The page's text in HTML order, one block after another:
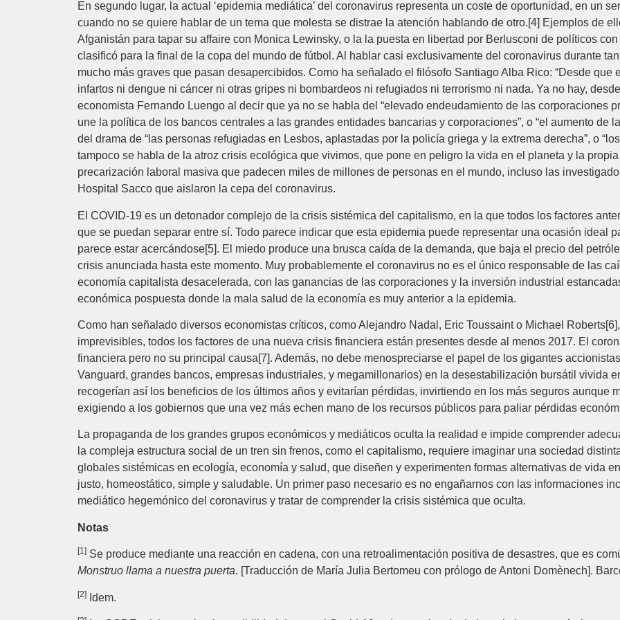
En segundo lugar, la actual ‘epidemia mediática’ del coronavirus representa un coste de oportunidad, en un
cuando no se quiere hablar de un tema que molesta se distrae la atención hablando de otro.[4] Ejemplos de
Afganistán para tapar su affaire con Monica Lewinsky, o la la puesta en libertad por Berlusconi de políticos
clasificó para la final de la copa del mundo de fútbol. Al hablar casi exclusivamente del coronavirus durante
mucho más graves que pasan desapercibidos. Como ha señalado el filósofo Santiago Alba Rico: “Desde que
infartos ni dengue ni cáncer ni otras gripes ni bombardeos ni refugiados ni terrorismo ni nada. Ya no hay,
economista Fernando Luengo al decir que ya no se habla del “elevado endeudamiento de las corporaciones
une la política de los bancos centrales a las grandes entidades bancarias y corporaciones”, o “el aumento de
del drama de “las personas refugiadas en Lesbos, aplastadas por la policía griega y la extrema derecha”, o
tampoco se habla de la atroz crisis ecológica que vivimos, que pone en peligro la vida en el planeta y la
precarización laboral masiva que padecen miles de millones de personas en el mundo, incluso las
Hospital Sacco que aislaron la cepa del coronavirus.
El COVID-19 es un detonador complejo de la crisis sistémica del capitalismo, en la que todos los factores
que se puedan separar entre sí. Todo parece indicar que esta epidemia puede representar una ocasión ideal
parece estar acercándose[5]. El miedo produce una brusca caída de la demanda, que baja el precio del
crisis anunciada hasta este momento. Muy probablemente el coronavirus no es el único responsable de las
economía capitalista desacelerada, con las ganancias de las corporaciones y la inversión industrial
económica pospuesta donde la mala salud de la economía es muy anterior a la epidemia.
Como han señalado diversos economistas críticos, como Alejandro Nadal, Eric Toussaint o Michael
imprevisibles, todos los factores de una nueva crisis financiera están presentes desde al menos 2017. El
financiera pero no su principal causa[7]. Además, no debe menospreciarse el papel de los gigantes
Vanguard, grandes bancos, empresas industriales, y megamillonarios) en la desestabilización bursátil vivida
recogerían así los beneficios de los últimos años y evitarían pérdidas, invirtiendo en los más seguros aunque
exigiendo a los gobiernos que una vez más echen mano de los recursos públicos para paliar pérdidas
La propaganda de los grandes grupos económicos y mediáticos oculta la realidad e impide comprender
la compleja estructura social de un tren sin frenos, como el capitalismo, requiere imaginar una sociedad
globales sistémicas en ecología, economía y salud, que diseñen y experimenten formas alternativas de vida
justo, homeostático, simple y saludable. Un primer paso necesario es no engañarnos con las informaciones
mediático hegemónico del coronavirus y tratar de comprender la crisis sistémica que oculta.
Notas
[1] Se produce mediante una reacción en cadena, con una retroalimentación positiva de desastres, que es
Monstruo llama a nuestra puerta. [Traducción de María Julia Bertomeu con prólogo de Antoni Domènech].
[2] Idem.